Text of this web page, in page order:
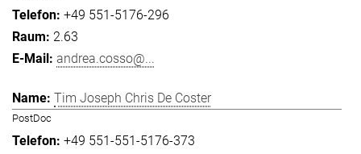
+49 551-5176-296
2.63
andrea.cosso@...
Tim Joseph Chris De Coster
PostDoc
+49 551-551-5176-373